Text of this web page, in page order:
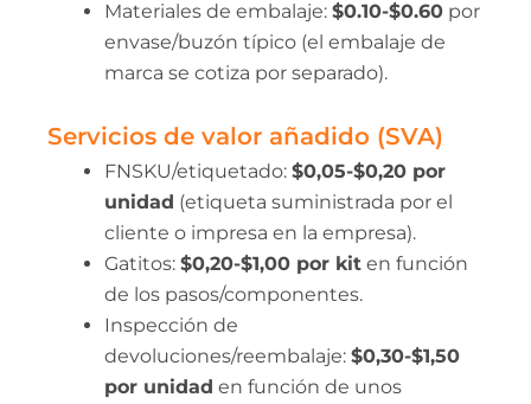
Materiales de embalaje: $0.10-$0.60por
envase/buzón típico (el embalaje de
marca se cotiza por separado).
Servicios de valor añadido (SVA)
FNSKU/etiquetado: $0,05-$0,20 por
unidad (etiqueta suministrada por el
cliente o impresa en la empresa).
Gatitos: $0,20-$1,00 por kiten función
de los pasos/componentes.
Inspección de
devoluciones/reembalaje: $0,30-$1,50
por unidad en función de unos